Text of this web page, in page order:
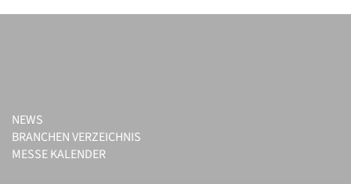
NEWS
BRANCHEN VERZEICHNIS
MESSE KALENDER